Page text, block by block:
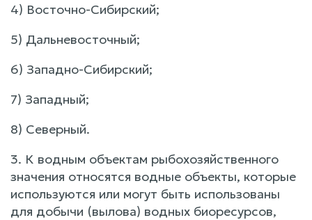
4) Восточно-Сибирский;
5) Дальневосточный;
6) Западно-Сибирский;
7) Западный;
8) Северный.
3. К водным объектам рыбохозяйственного
значения относятся водные объекты, которые
используются или могут быть использованы
для добычи (вылова) водных биоресурсов,